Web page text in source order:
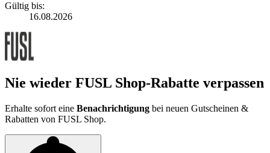
Gültig bis:
16.08.2026
Nie wieder FUSL Shop-Rabatte verpassen
Erhalte sofort eine Benachrichtigung bei neuen Gutscheinen &
Rabatten von FUSL Shop.